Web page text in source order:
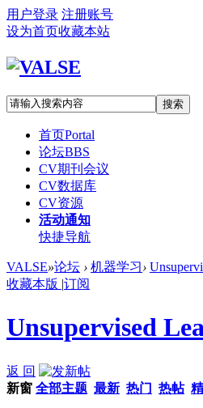
用户登录 注册账号
设为首页收藏本站
搜索
首页Portal
论坛BBS
CV期刊会议
CV数据库
CV资源
活动通知
快捷导航
VALSE»论坛 › 机器学习›
收藏本版 |订阅
Unsupervised
返 回
新窗 全部主题 最新 热门 热帖